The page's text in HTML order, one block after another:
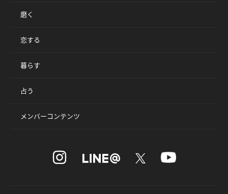
磨く
恋する
暮らす
占う
メンバーコンテンツ